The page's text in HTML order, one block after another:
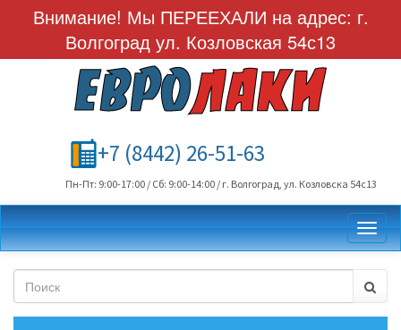
Внимание! Мы ПЕРЕЕХАЛИ на адрес: г.
Волгоград ул. Козловская 54с13
+7 (8442) 26-51-63
Пн-Пт: 9:00-17:00 / Сб: 9:00-14:00 / г. Волгоград, ул. Козловска 54с13